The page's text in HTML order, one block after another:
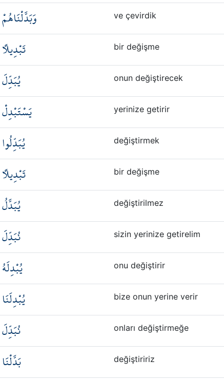
وَبَدَّلْنَاهُمْ ve çevirdik
تَبْدِيلًا bir değişme
يُبَدِّلَ onun değiştirecek
يَسْتَبْدِلْ yerinize getirir
يُبَدِّلُوا değiştirmek
تَبْدِيلًا bir değişme
يُبَدَّلُ değiştirilmez
نُبَدِّلَ sizin yerinize getirelim
يُبْدِلَهُ onu değiştirir
يُبْدِلَنَا bize onun yerine verir
نُبَدِّلَ onları değiştirmeğe
بَدَّلْنَا değiştiririz